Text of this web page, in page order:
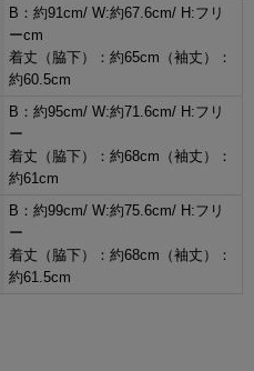
B：約91cm/ W:約67.6cm/ H:フリ
ーcm
着丈（脇下）：約65cm（袖丈）：
約60.5cm
B：約95cm/ W:約71.6cm/ H:フリ
ー
着丈（脇下）：約68cm（袖丈）：
約61cm
B：約99cm/ W:約75.6cm/ H:フリ
ー
着丈（脇下）：約68cm（袖丈）：
約61.5cm